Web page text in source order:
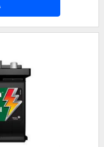
ou pilhas que
Para encontrar